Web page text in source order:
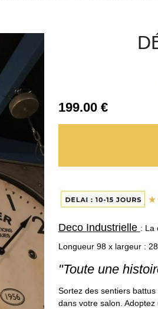
199.00€
Deco Industrielle : La
Longueur 98 x largeur :
"Toute une
Sortez des sentiers
dans votre salon. Adoptez